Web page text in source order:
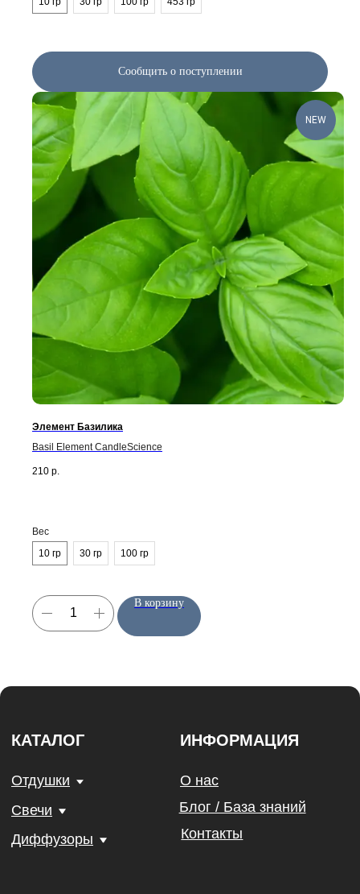
Сообщить о поступлении
NEW
Элемент Базилика
Basil Element CandleScience
210 р.
Вес
10 гр
30 гр 100 гр
В корзину
Candles Materials
Магазин качественных материалов
для свечей и диффузоров
Все права защищены
©Candles Materials 2021-2026
Юридическая информация
Политика конфиденциальности
Договор Оферты
Разработка сайта
Программа лояльности
*Признан экстремистской